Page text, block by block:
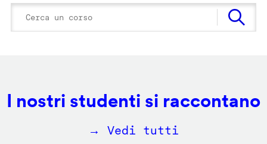
I nostri studenti si raccontano
→ Vedi tutti